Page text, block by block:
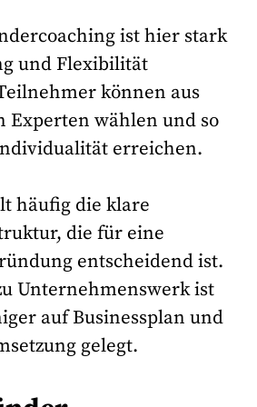
ist hier stark
und Flexibilität
können aus
Experten wählen und so
erreichen.
häufig die klare
die für eine
entscheidend ist.
Unternehmenswerk ist
auf Businessplan und
gelegt.